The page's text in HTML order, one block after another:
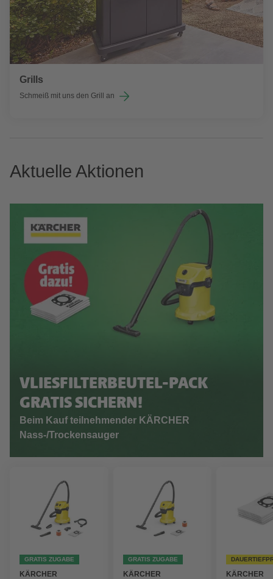
Grills
Schmeiß mit uns den Grill an
Aktuelle Aktionen
VLIESFILTERBEUTEL-PACK
GRATIS SICHERN!
Beim Kauf teilnehmender KÄRCHER
Nass-/Trockensauger
GRATIS ZUGABE
KÄRCHER
GRATIS ZUGABE
KÄRCHER
KÄRCHER